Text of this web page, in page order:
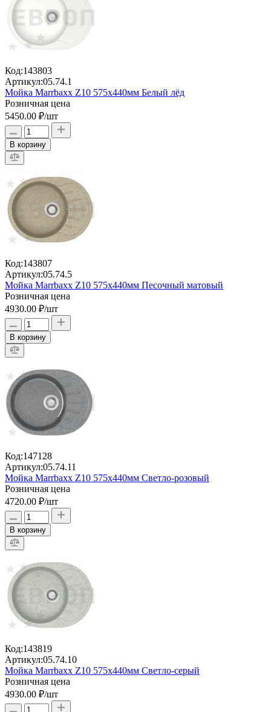
Код:143803
Артикул:05.74.1
Мойка Marrbaxx Z10 575х440мм Белый лёд
Розничная цена
5450.00 ₽/шт
В корзину
Код:143807
Артикул:05.74.5
Мойка Marrbaxx Z10 575х440мм Песочный матовый
Розничная цена
4930.00 ₽/шт
В корзину
Код:147128
Артикул:05.74.11
Мойка Marrbaxx Z10 575х440мм Светло-розовый
Розничная цена
4720.00 ₽/шт
В корзину
Код:143819
Артикул:05.74.10
Мойка Marrbaxx Z10 575х440мм Светло-серый
Розничная цена
4930.00 ₽/шт